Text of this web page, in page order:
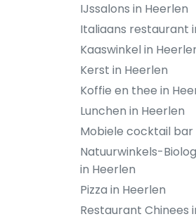
IJssalons in Heerlen
Italiaans restaurant
Kaaswinkel in
Kerst in Heerlen
Koffie en thee in
Lunchen in Heerlen
Mobiele cocktail bar
Natuurwinkels-
in Heerlen
Pizza in Heerlen
Restaurant Chinees